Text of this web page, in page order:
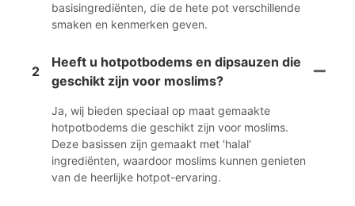
basisingrediënten, die de hete pot verschillende
smaken en kenmerken geven.
2
Heeft u hotpotbodems en dipsauzen die
geschikt zijn voor moslims?
Ja, wij bieden speciaal op maat gemaakte
hotpotbodems die geschikt zijn voor moslims.
Deze basissen zijn gemaakt met 'halal'
ingrediënten, waardoor moslims kunnen genieten
van de heerlijke hotpot-ervaring.